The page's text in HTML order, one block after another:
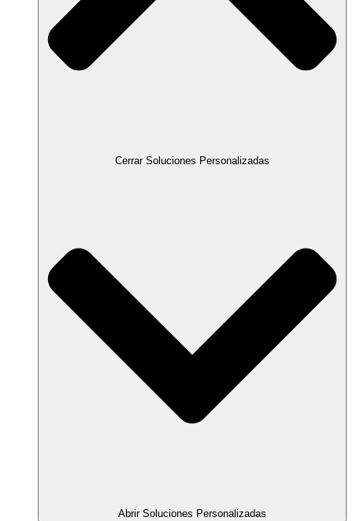
Cerrar Soluciones Personalizadas
Abrir Soluciones Personalizadas